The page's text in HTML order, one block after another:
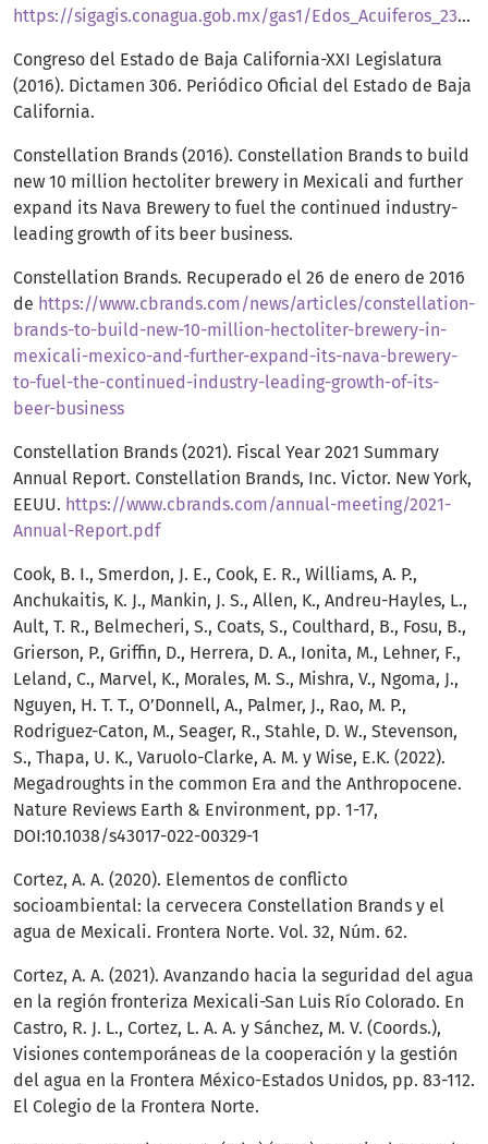
https://sigagis.conagua.gob.mx/gas1/Edos_Acuiferos_23/BajaCalifornia/DR_0210.pdf
Congreso del Estado de Baja California-XXI Legislatura
(2016). Dictamen 306. Periódico Oficial del Estado de Baja
California.
Constellation Brands (2016). Constellation Brands to build
new 10 million hectoliter brewery in Mexicali and further
expand its Nava Brewery to fuel the continued industry-
leading growth of its beer business.
Constellation Brands. Recuperado el 26 de enero de 2016
de https://www.cbrands.com/news/articles/constellation-
brands-to-build-new-10-million-hectoliter-brewery-in-
mexicali-mexico-and-further-expand-its-nava-brewery-
to-fuel-the-continued-industry-leading-growth-of-its-
beer-business
Constellation Brands (2021). Fiscal Year 2021 Summary
Annual Report. Constellation Brands, Inc. Victor. New York,
EEUU. https://www.cbrands.com/annual-meeting/2021-
Annual-Report.pdf
Cook, B. I., Smerdon, J. E., Cook, E. R., Williams, A. P.,
Anchukaitis, K. J., Mankin, J. S., Allen, K., Andreu-Hayles, L.,
Ault, T. R., Belmecheri, S., Coats, S., Coulthard, B., Fosu, B.,
Grierson, P., Griffin, D., Herrera, D. A., Ionita, M., Lehner, F.,
Leland, C., Marvel, K., Morales, M. S., Mishra, V., Ngoma, J.,
Nguyen, H. T. T., O’Donnell, A., Palmer, J., Rao, M. P.,
Rodriguez-Caton, M., Seager, R., Stahle, D. W., Stevenson,
S., Thapa, U. K., Varuolo-Clarke, A. M. y Wise, E.K. (2022).
Megadroughts in the common Era and the Anthropocene.
Nature Reviews Earth & Environment, pp. 1-17,
DOI:10.1038/s43017-022-00329-1
Cortez, A. A. (2020). Elementos de conflicto
socioambiental: la cervecera Constellation Brands y el
agua de Mexicali. Frontera Norte. Vol. 32, Núm. 62.
Cortez, A. A. (2021). Avanzando hacia la seguridad del agua
en la región fronteriza Mexicali-San Luis Río Colorado. En
Castro, R. J. L., Cortez, L. A. A. y Sánchez, M. V. (Coords.),
Visiones contemporáneas de la cooperación y la gestión
del agua en la Frontera México-Estados Unidos, pp. 83-112.
El Colegio de la Frontera Norte.